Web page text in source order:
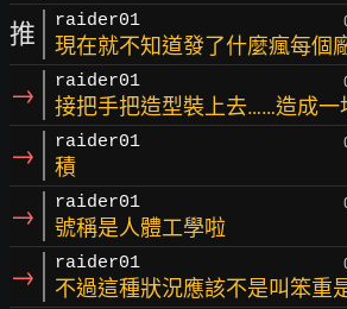
推 raider01
現在就不知道發了什麼瘋每個
→ raider01
接把手把造型裝上去……造成一
→ raider01
積
→ raider01
號稱是人體工學啦
→ raider01
不過這種狀況應該不是叫笨重